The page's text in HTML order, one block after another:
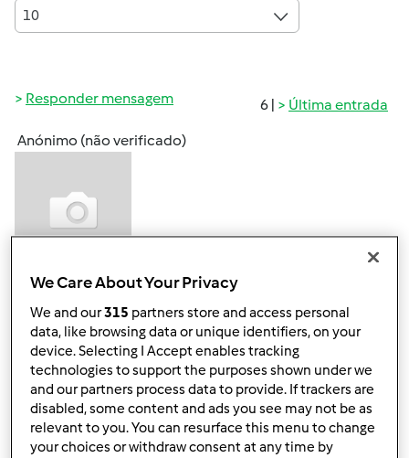
10
6 | Última entrada
Responder mensagem
Anónimo (não verificado)
Ter, 2013-03-19 13:30
Olá!
Sou bimbolica há poucos meses, tenho ouvido falar por
aqui dos cursos de cozinha, alguém me sabe dizer onde
são, como me posso inscrever, etc. A minha agente nunca
me falou disso e ja nao tenho tido contato com ela.
Obrigada, Xanauto
We Care About Your Privacy
We and our315 partners store and access personal
data, like browsing data or unique identifiers, on your
device. Selecting I Accept enables tracking
technologies to support the purposes shown under we
and our partners process data to provide. If trackers are
disabled, some content and ads you see may not be as
relevant to you. You can resurface this menu to change
your choices or withdraw consent at any time by